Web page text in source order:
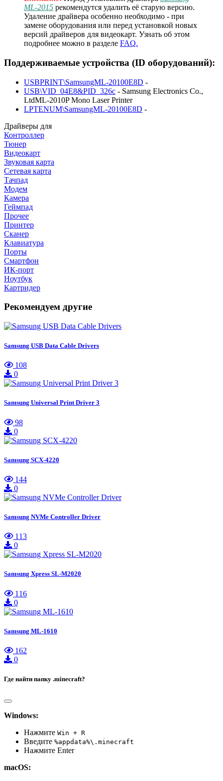
ML-2015 рекомендутся удалить её старую версию.
Удаление драйвера особенно необходимо - при
замене оборудования или перед установкой новых
версий драйверов для видеокарт. Узнать об этом
подробнее можно в разделе FAQ.
Поддерживаемые устройства (ID оборудований):
USBPRINT\SamsungML-20100E8D -
USB\VID_04E8&PID_326c - Samsung Electronics Co.,
LtdML-2010P Mono Laser Printer
LPTENUM\SamsungML-20100E8D -
Драйверы для
Контроллер
Тюнер
Видеокарт
Звуковая карта
Сетевая карта
Тачпад
Модем
Камера
Геймпад
Прочее
Принтер
Сканер
Клавиатура
Порты
Смартфон
ИК-порт
Ноутбук
Картридер
Рекомендуем другие
Samsung USB Data Cable Drivers
108
0
Samsung Universal Print Driver 3
98
0
Samsung SCX-4220
144
0
Samsung NVMe Controller Driver
113
0
Samsung Xpress SL-M2020
116
0
Samsung ML-1610
162
0
Где найти папку .minecraft?
Windows:
Нажмите Win + R
Введите %appdata%\.minecraft
Нажмите Enter
macOS: